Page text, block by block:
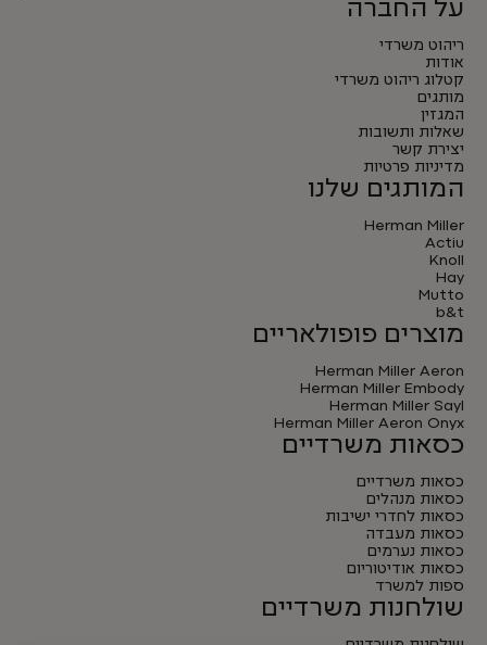
על החברה
ריהוט משרדי
אודות
קטלוג ריהוט משרדי
מותגים
המגזין
שאלות ותשובות
יצירת קשר
מדיניות פרטיות
המותגים שלנו
Herman Miller
Actiu
Knoll
Hay
Mutto
b&t
מוצרים פופולאריים
Herman Miller Aeron
Herman Miller Embody
Herman Miller Sayl
Herman Miller Aeron Onyx
כסאות משרדיים
כסאות משרדיים
כסאות מנהלים
כסאות לחדרי ישיבות
כסאות מעבדה
כסאות נערמים
כסאות אודיטוריום
ספות למשרד
שולחנות משרדיים